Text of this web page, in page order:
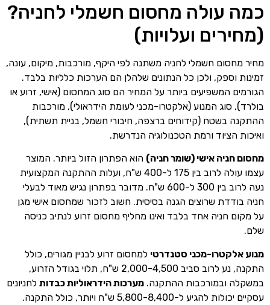
כמה עולה מחסום חשמלי לחניה?
(מחירים ועלויות)
מחיר מחסום חשמלי לחניה משתנה לפי היקף, מורכבות, מיקום, עונה,
זמינות וספק, ולכן כל הנתונים שלהלן הם הערכות כלליות בלבד.
הגורמים המשפיעים ביותר על המחיר הם סוג המחסום (אישי, זרוע או
בולרד), סוג המנוע (אלקטרו-מכני לעומת הידראולי), מורכבות
ההתקנה בשטח (קידוחים ברצפה, חיבורי חשמל, בניית תשתית),
ואיכות הציוד ורמת הטכנולוגיה הנדרשת.
מחסום חניה אישי (שומר חניה) הוא הפתרון הזול ביותר. המוצר
עצמו עולה לרוב בין 175 ל-400 ש"ח, ועלות ההתקנה המקצועית
נעה לרוב בין 300 ל-600 ש"ח. מדובר בפתרון נגיש מאוד לבעלי
חניה בודדת שרוצים הגנה בסיסית. חשוב לזכור שמחסום אישי מגן
על מקום חניה אחד בלבד ואינו מחליף מחסום זרוע לנתיב כניסה
שלם.
מנוע אלקטרו-מכני סטנדרטי למחסום זרוע לבניין מגורים, כולל
התקנה, נע לרוב סביב 2,000-4,500 ש"ח, תלוי בגודל הזרוע,
במשקלה ובמורכבות ההתקנה. מערכות הידראוליות כבדות לחניונים
עסקיים יכולות להגיע ל-5,800-8,400 ש"ח ויותר, כולל התקנה.